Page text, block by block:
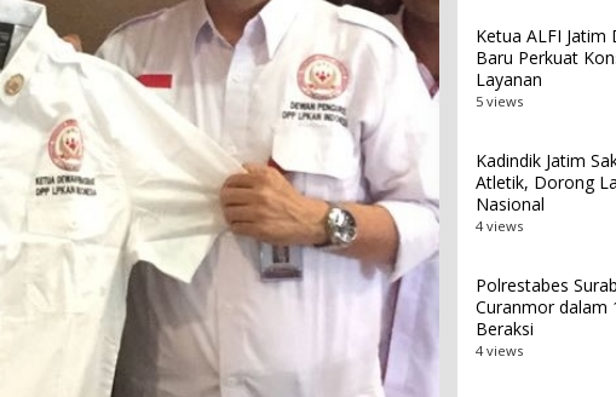
Ketua ALFI Jatim
Baru Perkuat
Layanan
5 views
Kadindik Jatim
Atletik, Dorong
Nasional
4 views
Polrestabes
Curanmor dalam
Beraksi
4 views